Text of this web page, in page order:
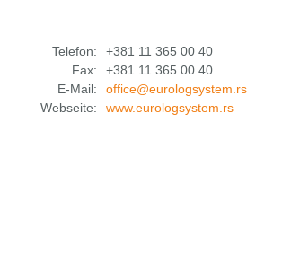
Telefon:
Fax:
E-Mail:
Webseite:
+381 11 365 00 40
+381 11 365 00 40
office@eurologsystem.rs
www.eurologsystem.rs